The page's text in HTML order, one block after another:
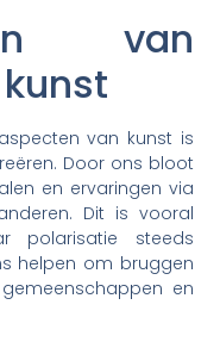
van
van kunst is
Door ons bloot
en ervaringen via
Dit is vooral
polarisatie steeds
helpen om bruggen
en